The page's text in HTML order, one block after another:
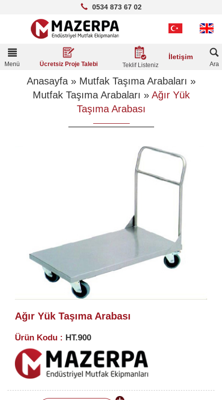
0534 873 67 02
Toggle
navigation
Menü Ücretsiz Proje Talebi Teklif Listeniz
İletişim
Ara
Anasayfa» Mutfak Taşıma Arabaları »
Mutfak Taşıma Arabaları » Ağır Yük
Taşıma Arabası
Ağır Yük Taşıma Arabası
Ürün Kodu : HT.900